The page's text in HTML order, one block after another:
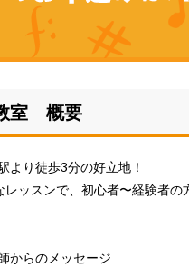
室 概要
より徒歩3分の好立地！
ッスンで、初心者〜経験者の
からのメッセージ